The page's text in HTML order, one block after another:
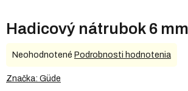
Hadicový nátrubok 6
Priemerné
produktu
Neohodnotené Podrobnosti hodnotenia
Značka: Güde